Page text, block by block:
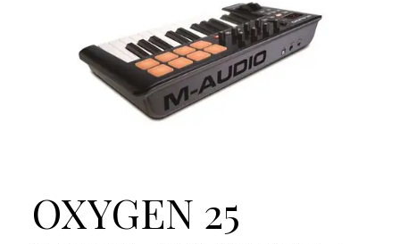
OXYGEN 25